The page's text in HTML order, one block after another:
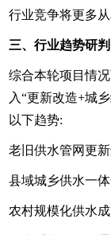
行业竞争将更多
三、行业趋势研判
综合本轮项目情
入“更新改造+城
以下趋势:
老旧供水管网更
县域城乡供水一
农村规模化供水